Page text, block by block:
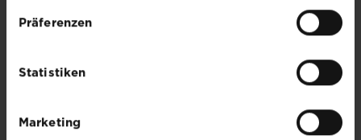
Präferenzen
Statistiken
Marketing
Schmetterlingslarve an
Bäumen & Sträuchern
heimischen